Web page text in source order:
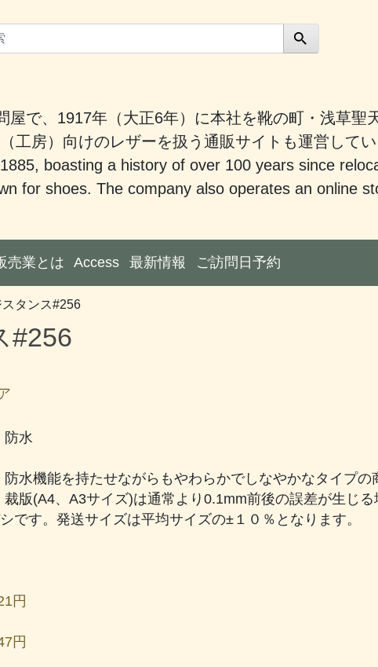
で、1917年（大正6年）に本社を靴の町・浅草聖
房）向けのレザーを扱う通販サイトも運営してい
boasting a history of over 100 years since
for shoes. The company also operates an online
売業とは Access 最新情報 ご訪問日予約
タンス#256
#256
水
水機能を持たせながらもやわらかでしなやかなタイプの
版(A4、A3サイズ)は通常より0.1mm前後の誤差が生じ
です。発送サイズは平均サイズの±１０％となります。
円
円